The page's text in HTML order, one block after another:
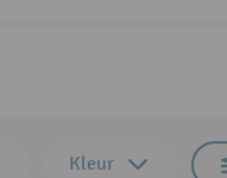
Kleur